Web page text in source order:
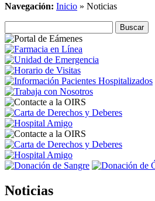
Navegación: Inicio » Noticias
Noticias